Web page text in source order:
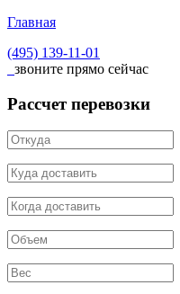
Главная
(495) 139-11-01
звоните прямо сейчас
Рассчет перевозки